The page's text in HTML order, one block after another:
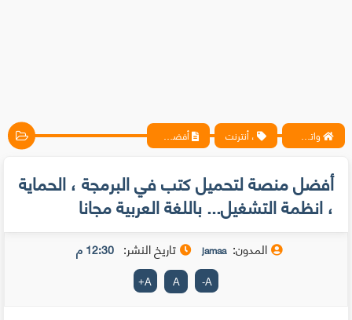
واتس آب ، فيسبوك ، أنترنت ، شروحات تقنية حصرية - المحترف ، أنترنت أفضل منصة لتحميل كتب في البرمجة ، الحماية ، انظمة التشغيل... باللغة العربية مجانا
أفضل منصة لتحميل كتب في البرمجة ، الحماية
، انظمة التشغيل... باللغة العربية مجانا
المدون: jamaa تاريخ النشر: 12:30 م
A
-
A
A
+